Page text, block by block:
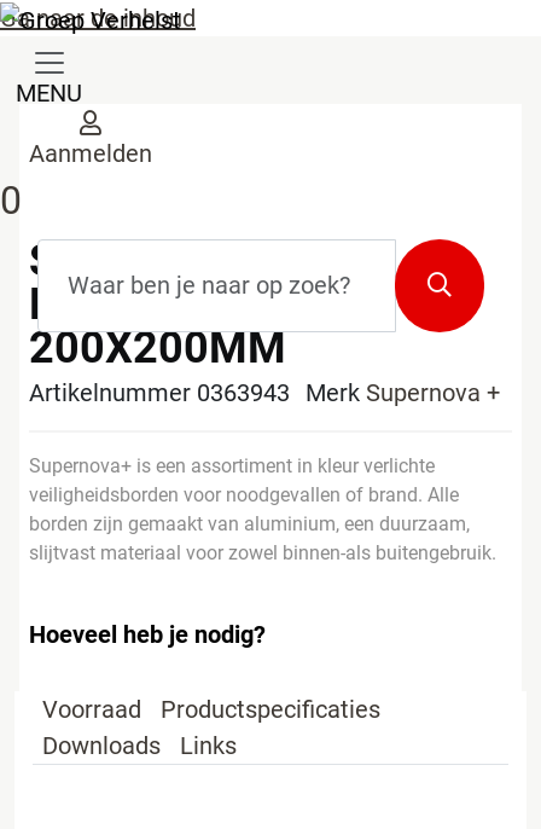
Ga naar de inhoud
MENU
Aanmelden
0
Zoekterm
Zoeken
SUPERNOVA+
DEFIBRILLATOR
200X200MM
Artikelnummer 0363943 Merk Supernova +
Supernova+ is een assortiment in kleur verlichte
veiligheidsborden voor noodgevallen of brand. Alle
borden zijn gemaakt van aluminium, een duurzaam,
slijtvast materiaal voor zowel binnen-als buitengebruik.
Hoeveel heb je nodig?
Voorraad
Productspecificaties
Downloads
Links